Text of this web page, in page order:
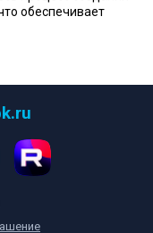
обеспечивает